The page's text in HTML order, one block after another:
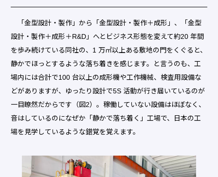
「金型設計・製作」から「金型設計・製作＋成形」、「金型
設計・製作＋成形＋R&D」へとビジネス形態を変えて約20 年間
を歩み続けている同社の、1 万㎡以上ある敷地の門をくぐると、
静かでほっとするような落ち着きを感じます。と言うのも、工
場内には合計で100 台以上の成形機や工作機械、検査用設備な
どがありますが、ゆったり設計で5S 活動が行き届いているのが
一目瞭然だからです（図2）。稼働していない設備はほぼなく、
音はしているのになぜか「静かで落ち着く」工場で、日本の工
場を見学しているような錯覚を覚えます。